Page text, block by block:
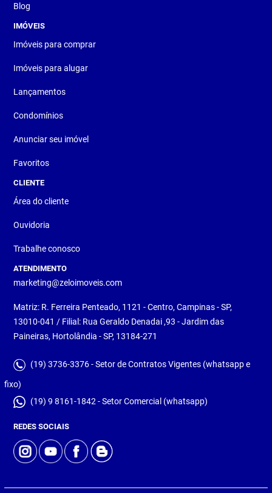
Blog
IMÓVEIS
Imóveis para comprar
Imóveis para alugar
Lançamentos
Condomínios
Anunciar seu imóvel
Favoritos
CLIENTE
Área do cliente
Ouvidoria
Trabalhe conosco
ATENDIMENTO
marketing@zeloimoveis.com
Matriz: R. Ferreira Penteado, 1121 - Centro, Campinas - SP,
13010-041 / Filial: Rua Geraldo Denadai ,93 - Jardim das
Paineiras, Hortolândia - SP, 13184-271
(19) 3736-3376 - Setor de Contratos Vigentes (whatsapp e
fixo)
(19) 9 8161-1842 - Setor Comercial (whatsapp)
REDES SOCIAIS